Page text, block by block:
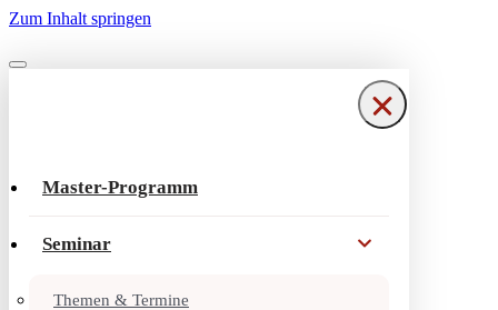
Zum Inhalt springen
Navigationsmenü
Navigationsmenü
Master-Programm
Seminar
Themen & Termine